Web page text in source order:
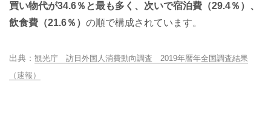
買い物代が34.6％と最も多く、次いで宿泊費（29.4％）、
飲食費（21.6％） の順で構成されています。
観光庁 訪日外国人消費動向調査 2019年暦年全国調査結果
（速報）